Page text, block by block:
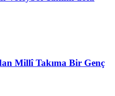
Millî Takıma Bir Genç